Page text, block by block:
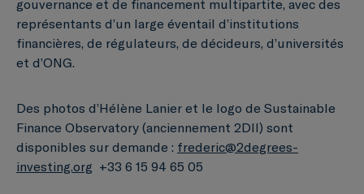
gouvernance et de financement multipartite, avec des
représentants d’un large éventail d’institutions
financières, de régulateurs, de décideurs, d’universités
et d’ONG.
Des photos d’Hélène Lanier et le logo de Sustainable
Finance Observatory (anciennement 2DII) sont
disponibles sur demande : frederic@2degrees-
investing.org +33 6 15 94 65 05